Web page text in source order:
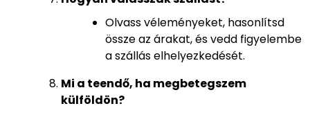
Olvass véleményeket, hasonlítsd
össze az árakat, és vedd figyelembe
a szállás elhelyezkedését.
Mi a teendő, ha megbetegszem
külföldön?